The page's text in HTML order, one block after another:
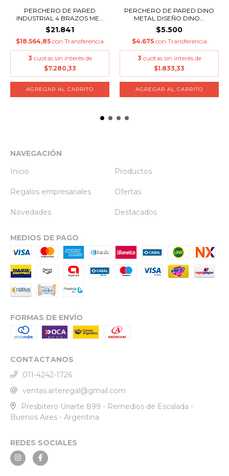
PERCHERO DE PARED
INDUSTRIAL 4 BRAZOS ME...
$21.841
$18.564,85 con Transferencia
3 cuotas sin interés de
$7.280,33
AGREGAR AL CARRITO
PERCHERO DE PARED DINO
METAL DISEÑO DINO...
$5.500
$4.675 con Transferencia
3 cuotas sin interés de
$1.833,33
AGREGAR AL CARRITO
NAVEGACIÓN
Inicio
Productos
Regalos empresariales Ofertas
Novedades Destacados
MEDIOS DE PAGO
FORMAS DE ENVÍO
CONTACTANOS
011-4242-1726
ventas.arteregal@gmail.com
Presbitero Uriarte 899 - Remedios de Escalada -
Buenos Aires - Argentina
REDES SOCIALES